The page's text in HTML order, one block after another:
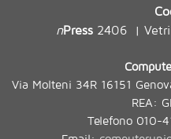
nPress2406|
Via Molteni 34R 16151
REA:
Telefono 010-